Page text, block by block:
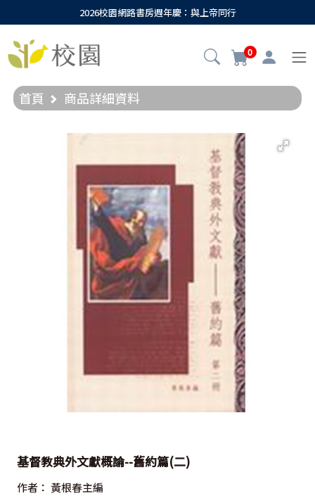
2026校園網路書房週年慶：與上帝同行
0
首頁 商品詳細資料
基督教典外文獻概論--舊約篇(二)
作者： 黃根春主編